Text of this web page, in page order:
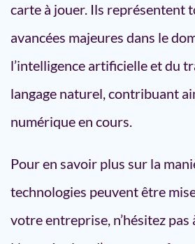
carte à jouer. Ils représentent
avancées majeures dans le
l’intelligence artificielle et du
langage naturel, contribuant
numérique en cours.
Pour en savoir plus sur la
technologies peuvent être
votre entreprise, n’hésitez pas